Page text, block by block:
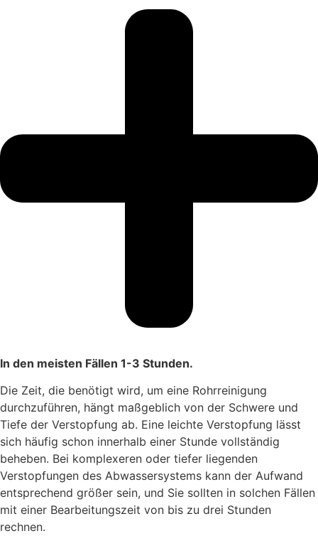
In den meisten Fällen 1-3 Stunden.
Die Zeit, die benötigt wird, um eine Rohrreinigung
durchzuführen, hängt maßgeblich von der Schwere und
Tiefe der Verstopfung ab. Eine leichte Verstopfung lässt
sich häufig schon innerhalb einer Stunde vollständig
beheben. Bei komplexeren oder tiefer liegenden
Verstopfungen des Abwassersystems kann der Aufwand
entsprechend größer sein, und Sie sollten in solchen Fällen
mit einer Bearbeitungszeit von bis zu drei Stunden
rechnen.